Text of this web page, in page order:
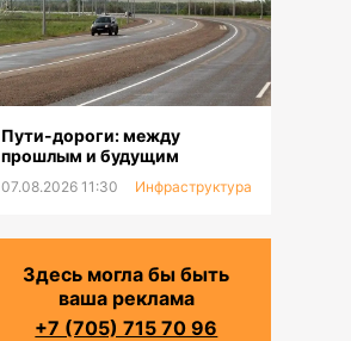
Пути-дороги: между
прошлым и будущим
07.08.2026 11:30 Инфраструктура
Здесь могла бы быть
ваша реклама
+7 (705) 715 70 96